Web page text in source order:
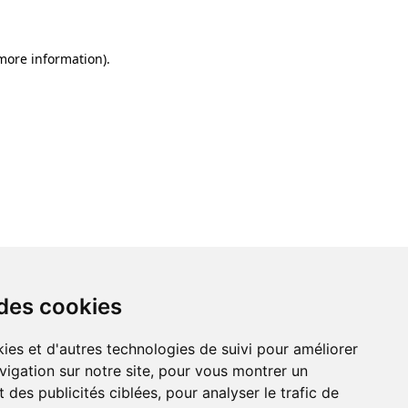
cookies
et d'autres technologies de suivi pour améliorer
sur notre site, pour vous montrer un
des publicités ciblées, pour analyser le trafic de
information).